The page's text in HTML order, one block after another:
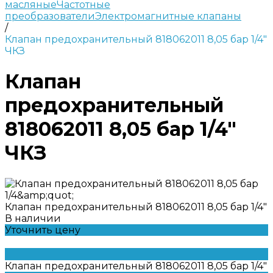
масляныеЧастотные
преобразователиЭлектромагнитные клапаны
/
Клапан предохранительный 818062011 8,05 бар 1/4"
ЧКЗ
Клапан
предохранительный
818062011 8,05 бар 1/4"
ЧКЗ
Клапан предохранительный 818062011 8,05 бар 1/4"
В наличии
Уточнить цену
Клапан предохранительный 818062011 8,05 бар 1/4"